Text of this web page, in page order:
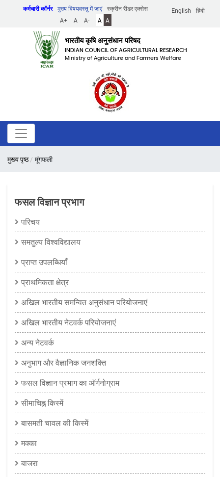
English हिंदी
कर्मचारी कॉर्नर मुख्य विषयवस्तु में जाएं
स्क्रीन रीडर एक्सेस
A+
A A- A A
भारतीय कृषि अनुसंधान परिषद
INDIAN COUNCIL OF AGRICULTURAL RESEARCH
Ministry of Agriculture and Farmers Welfare
पग
मुख्य पृष्ठ मूंगफली
फसल विज्ञान प्रभाग
परिचय
समतुल्य विश्वविद्यालय
प्राप्त उपलब्धियाँ
प्राथमिकता क्षेत्र
अखिल भारतीय समन्वित अनुसंधान परियोजनाएं
अखिल भारतीय नेटवर्क परियोजनाएं
अन्य नेटवर्क
अनुभाग और वैज्ञानिक जनशक्ति
फसल विज्ञान प्रभाग का ऑर्गनोग्राम
सीमाचिह्न किस्में
बासमती चावल की किस्में
मक्का
बाजरा